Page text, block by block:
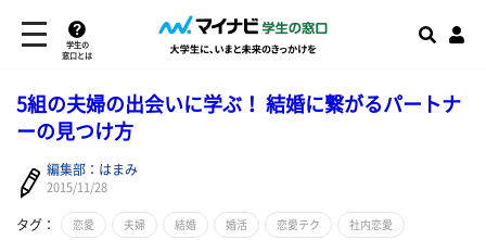
学生の
窓口とは
5組の夫婦の出会いに学ぶ！ 結婚に繋がるパートナ
ーの見つけ方
編集部：はまみ
2015/11/28
タグ： 恋愛 夫婦 結婚 婚活 恋愛テク 社内恋愛